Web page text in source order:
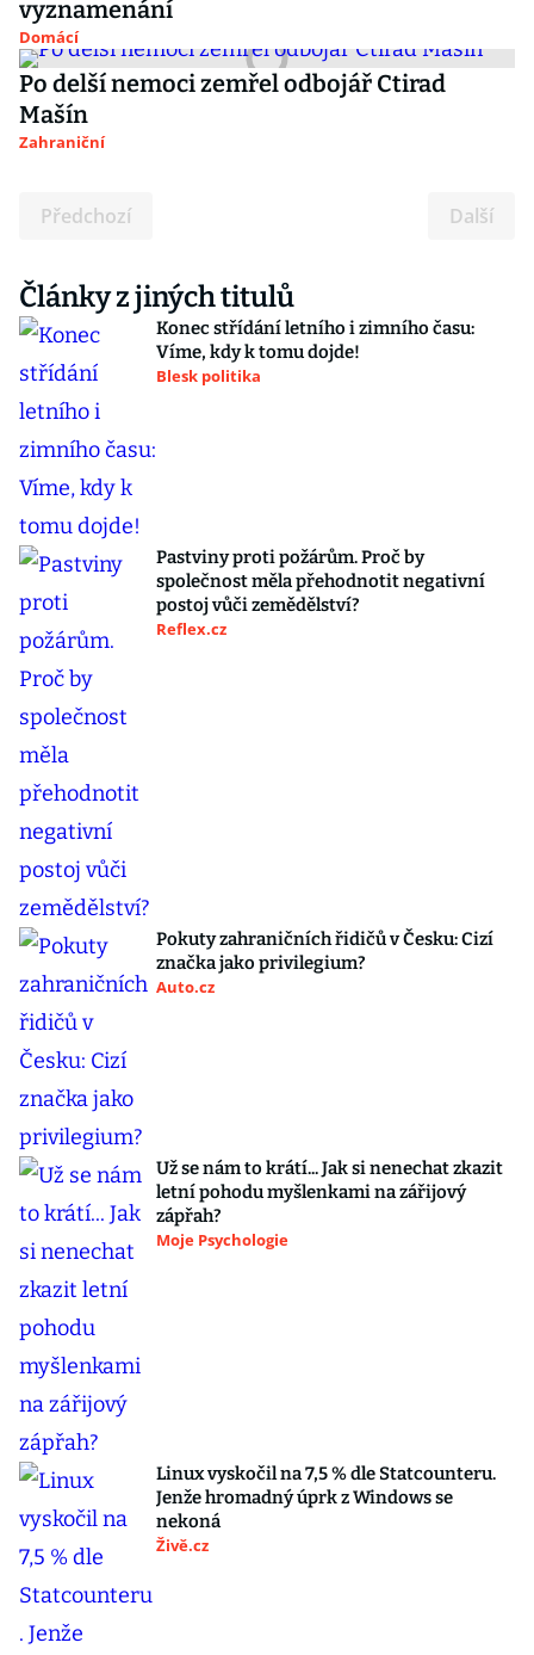
vyznamenání
Domácí
Po delší nemoci zemřel odbojář Ctirad
Mašín
Zahraniční
Předchozí Další
Články z jiných titulů
Konec střídání letního i zimního času:
Víme, kdy k tomu dojde!
Blesk politika
Pastviny proti požárům. Proč by
společnost měla přehodnotit negativní
postoj vůči zemědělství?
Reflex.cz
Pokuty zahraničních řidičů v Česku: Cizí
značka jako privilegium?
Auto.cz
Už se nám to krátí... Jak si nenechat zkazit
letní pohodu myšlenkami na zářijový
zápřah?
Moje Psychologie
Linux vyskočil na 7,5 % dle Statcounteru.
Jenže hromadný úprk z Windows se
nekoná
Živě.cz